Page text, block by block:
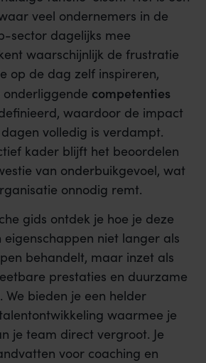
veel ondernemers in de
sector dagelijks mee
waarschijnlijk de frustratie
op de dag zelf inspireren,
competenties
waardoor de impact
volledig is verdampt.
kader blijft het beoordelen
van onderbuikgevoel, wat
onnodig remt.
gids ontdek je hoe je deze
niet langer als
behandelt, maar inzet als
prestaties en duurzame
We bieden je een helder
waarmee je
je team direct vergroot. Je
voor coaching en